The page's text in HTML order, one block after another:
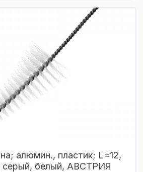
алюмин., пластик; L=12,
серый, белый, АВСТРИЯ